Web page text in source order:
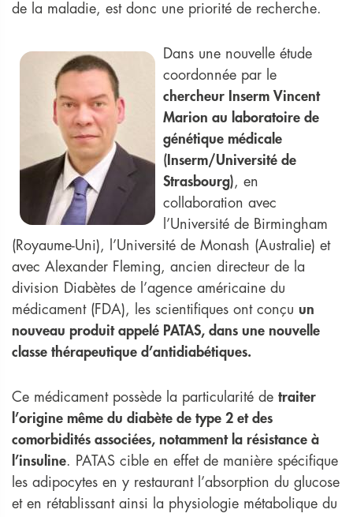
de la maladie, est donc une priorité de recherche.
Dans une nouvelle étude
coordonnée par le
chercheur Inserm Vincent
Marion au laboratoire de
génétique médicale
(Inserm/Université de
Strasbourg), en
collaboration avec
l’Université de Birmingham
(Royaume-Uni), l’Université de Monash (Australie) et
avec Alexander Fleming, ancien directeur de la
division Diabètes de l’agence américaine du
médicament (FDA), les scientifiques ont conçu un
nouveau produit appelé PATAS, dans une nouvelle
classe thérapeutique d’antidiabétiques.
Ce médicament possède la particularité de traiter
l’origine même du diabète de type 2 et des
comorbidités associées, notamment la résistance à
l’insuline. PATAS cible en effet de manière spécifique
les adipocytes en y restaurant l’absorption du glucose
et en rétablissant ainsi la physiologie métabolique du